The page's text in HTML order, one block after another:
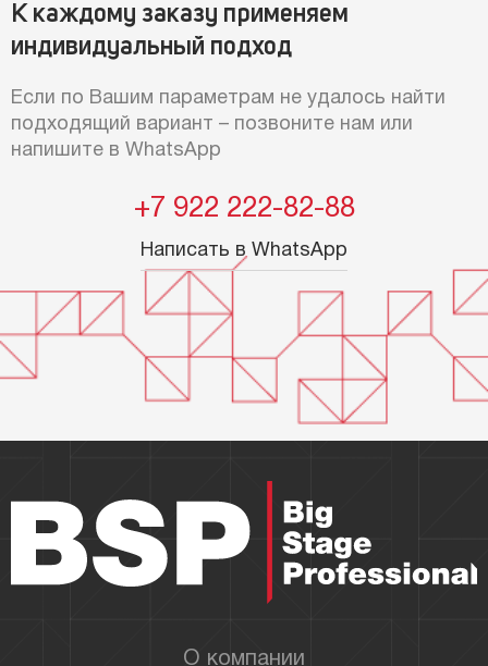
К каждому заказу применяем
индивидуальный подход
Если по Вашим параметрам не удалось найти
подходящий вариант – позвоните нам или
напишите в WhatsApp
+7 922 222-82-88
Написать в WhatsApp
О компании